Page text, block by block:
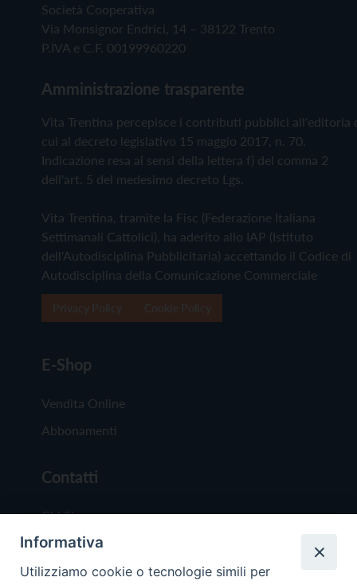
Società Cooperativa
Via Monsignor Endrici, 14 – 38122 Trento
P.IVA e C.F. 00199960220
Amministrazione trasparente
Vita Trentina percepisce i contributi pubblici all'editoria
cui al decreto legislativo 15 maggio 2017, n. 70.
Indicazione resa ai sensi della lettera f) del comma 2
dell'art. 5 del medesimo decreto Lgs.
Vita Trentina, tramite la Fisc (Federazione Italiana
Settimanali Cattolici), ha aderito allo IAP (Istituto
dell'Autodisciplina Pubblicitaria) accettando il Codice di
Autodisciplina della Comunicazione Commerciale
E-Shop
Vendita Online
Abbonamenti
Contatti
Chi Siamo
Redazione
Scrivici
Informativa
Utilizziamo cookie o tecnologie simili per